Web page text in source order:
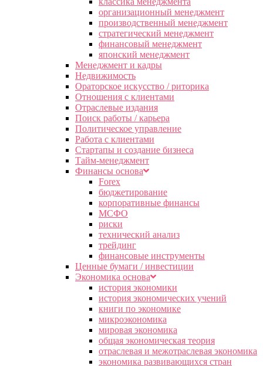
организационный менеджмент
производственный менеджмент
стратегический менеджмент
финансовый менеджмент
японский менеджмент
Менеджмент и кадры
Недвижимость
Ораторское искусство / риторика
Отношения с клиентами
Отраслевые издания
Поиск работы / карьера
Политическое управление
Работа с клиентами
Стартапы и создание бизнеса
Тайм-менеджмент
Финансы основа
Forex
бюджетирование
корпоративные финансы
МСФО
риски
технический анализ
трейдинг
финансовые инструменты
Ценные бумаги / инвестиции
Экономика основа
история экономики
история экономических учений
книги по экономике
микроэкономика
мировая экономика
общая экономическая теория
отраслевая и межотраслевая экономика
экономика развивающихся стран